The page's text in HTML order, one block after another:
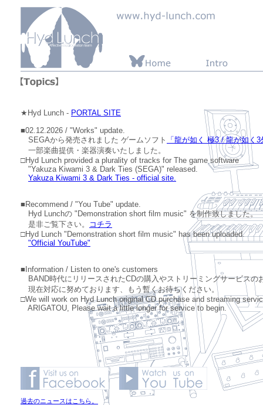
★Hyd Lunch - PORTAL SITE
■02.12.2026 / "Works" update.
SEGAから発売されました ゲームソフト
「龍が如く 極3 / 龍が如く
一部楽曲提供・楽器演奏いたしました。
□Hyd Lunch provided a plurality of tracks for The game software
"Yakuza Kiwami 3 & Dark Ties (SEGA)" released.
Yakuza Kiwami 3 & Dark Ties - official site.
■Recommend / "You Tube" update.
Hyd Lunchの "Demonstration short film music" を制作致しました。
是非ご覧下さい。
コチラ
□Hyd Lunch "Demonstration short film music" has been uploaded.
"Official YouTube"
■Information / Listen to one's customers
BAND時代にリリースされたCDの購入やストリーミングサービスの
現在対応に努めております、もう暫くお待ちください。
□We will work on Hyd Lunch original CD purchase and streaming
ARIGATOU, Please wait a little longer for service to begin.
過去のニュースはこちら。